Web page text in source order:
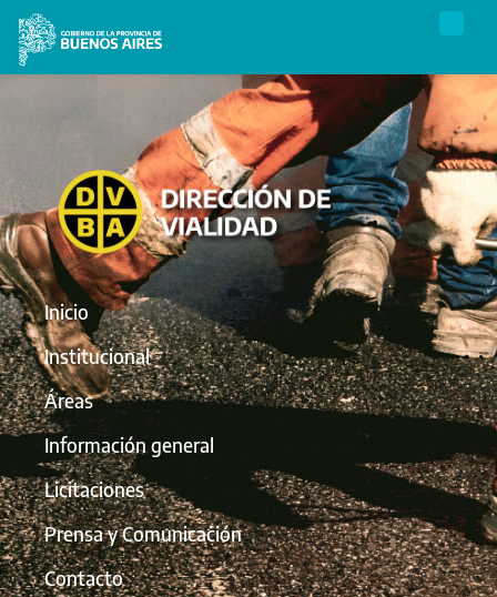
Inicio
Institucional
Áreas
Información general
Licitaciones
Prensa y Comunicación
Contacto